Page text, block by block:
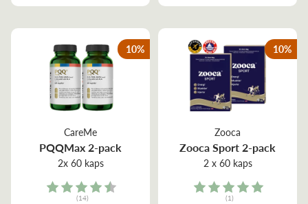
CareMe
PQQMax 2-pack
2x 60 kaps
Rating:
(14)
10%
Zooca
Zooca Sport 2-pack
2 x 60 kaps
Rating:
(1)
10%